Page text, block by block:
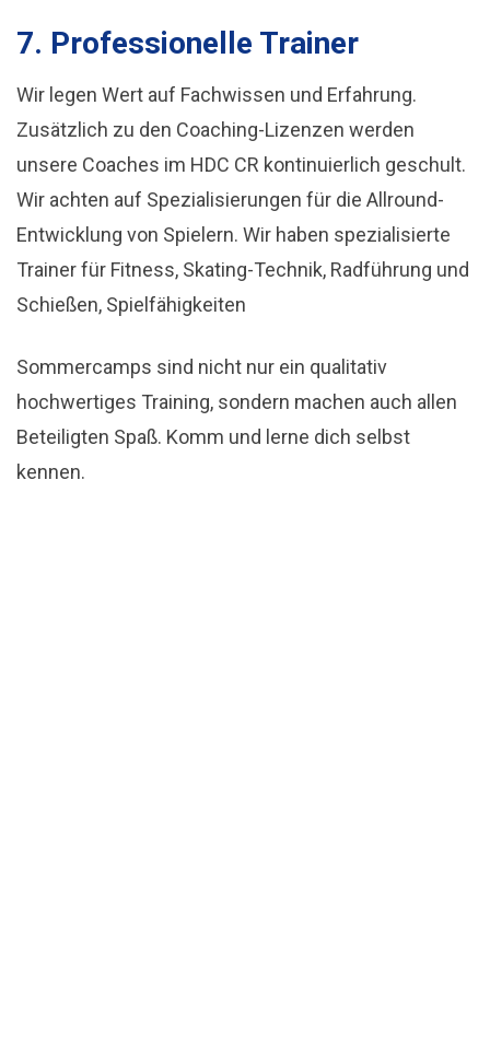
7. Professionelle Trainer
Wir legen Wert auf Fachwissen und Erfahrung.
Zusätzlich zu den Coaching-Lizenzen werden
unsere Coaches im HDC CR kontinuierlich geschult.
Wir achten auf Spezialisierungen für die Allround-
Entwicklung von Spielern. Wir haben spezialisierte
Trainer für Fitness, Skating-Technik, Radführung und
Schießen, Spielfähigkeiten
Sommercamps sind nicht nur ein qualitativ
hochwertiges Training, sondern machen auch allen
Beteiligten Spaß. Komm und lerne dich selbst
kennen.